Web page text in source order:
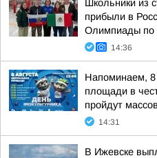
Школьники из
прибыли в
Олимпиады по
14:36
Напоминаем, 8
площади в
пройдут
14:31
В Ижевске